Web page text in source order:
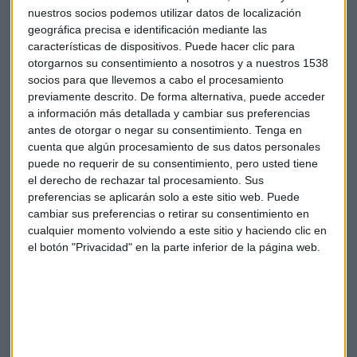
nuestros socios podemos utilizar datos de localización
geográfica precisa e identificación mediante las
características de dispositivos. Puede hacer clic para
otorgarnos su consentimiento a nosotros y a nuestros 1538
socios para que llevemos a cabo el procesamiento
previamente descrito. De forma alternativa, puede acceder
a información más detallada y cambiar sus preferencias
antes de otorgar o negar su consentimiento. Tenga en
cuenta que algún procesamiento de sus datos personales
puede no requerir de su consentimiento, pero usted tiene
el derecho de rechazar tal procesamiento. Sus
preferencias se aplicarán solo a este sitio web. Puede
cambiar sus preferencias o retirar su consentimiento en
cualquier momento volviendo a este sitio y haciendo clic en
el botón "Privacidad" en la parte inferior de la página web.
el 17% de las jóvenes aseguran que empeoran los
desórdenes alimenticios.
En China ya buscan regularlo
Desde agosto, China busca limitar a 40 minutos de uso
diario para los niños menores de 8 años, aumentando hasta
las dos horas para los jóvenes de 16 a 18 años. El objetivo es
prevenir la adicción a Internet y adaptar el contenido a los
márgenes de edad.
En 2019, El gigante Asiático ya limitó el tiempo de uso de los
videojuegos a 90 minutos diarios en las noches entre
semana y a tres horas durante el fin de semana. El año